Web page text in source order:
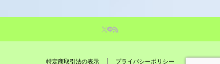
特定商取引法の表示 プライバシーポリシー